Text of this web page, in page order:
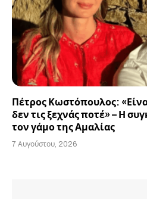
Πέτρος Κωστόπουλος:
δεν τις ξεχνάς ποτέ» – Η
τον γάμο της Αμαλίας
7 Αυγούστου, 2026